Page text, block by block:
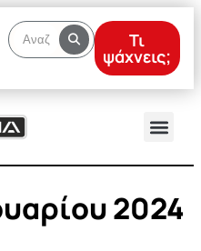
Τι
ψάχνεις;
2024